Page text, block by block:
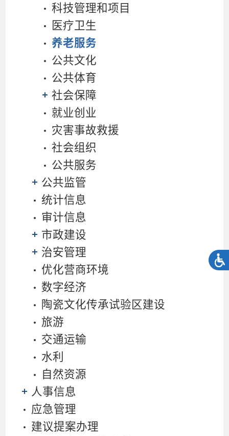
科技管理和项目
医疗卫生
养老服务
公共文化
公共体育
社会保障
就业创业
灾害事故救援
社会组织
公共服务
公共监管
统计信息
审计信息
市政建设
治安管理
优化营商环境
数字经济
陶瓷文化传承试验区建设
旅游
交通运输
水利
自然资源
人事信息
应急管理
建议提案办理